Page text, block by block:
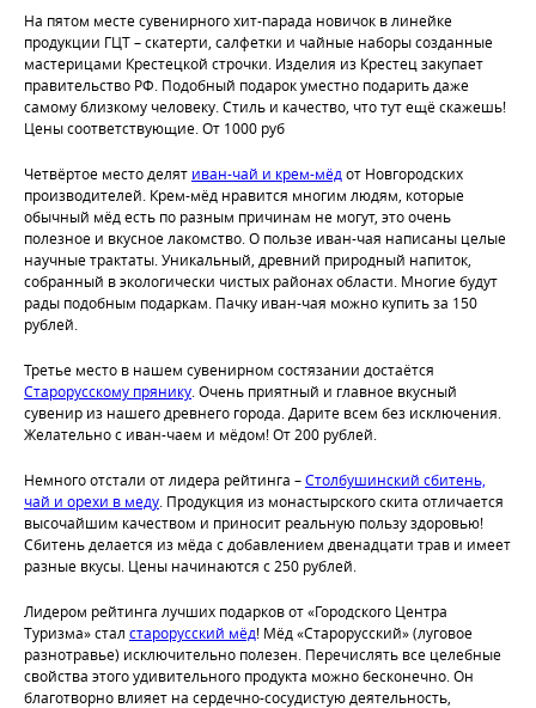
На пятом месте сувенирного хит-парада новичок в линейке
продукции ГЦТ – скатерти, салфетки и чайные наборы созданные
мастерицами Крестецкой строчки. Изделия из Крестец закупает
правительство РФ. Подобный подарок уместно подарить даже
самому близкому человеку. Стиль и качество, что тут ещё скажешь!
Цены соответствующие. От 1000 руб
Четвёртое место делят иван-чай и крем-мёд от Новгородских
производителей. Крем-мёд нравится многим людям, которые
обычный мёд есть по разным причинам не могут, это очень
полезное и вкусное лакомство. О пользе иван-чая написаны целые
научные трактаты. Уникальный, древний природный напиток,
собранный в экологически чистых районах области. Многие будут
рады подобным подаркам. Пачку иван-чая можно купить за 150
рублей.
Третье место в нашем сувенирном состязании достаётся
Старорусскому прянику . Очень приятный и главное вкусный
сувенир из нашего древнего города. Дарите всем без исключения.
Желательно с иван-чаем и мёдом! От 200 рублей.
Немного отстали от лидера рейтинга –Столбушинский сбитень,
чай и орехи в меду . Продукция из монастырского скита отличается
высочайшим качеством и приносит реальную пользу здоровью!
Сбитень делается из мёда с добавлением двенадцати трав и имеет
разные вкусы. Цены начинаются с 250 рублей.
Лидером рейтинга лучших подарков от «Городского Центра
Туризма» стал старорусский мёд! Мёд «Старорусский» (луговое
разнотравье) исключительно полезен. Перечислять все целебные
свойства этого удивительного продукта можно бесконечно. Он
благотворно влияет на сердечно-сосудистую деятельность,